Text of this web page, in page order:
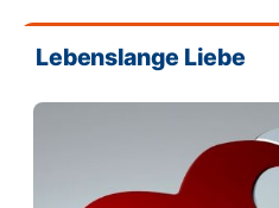
Lebenslange Liebe